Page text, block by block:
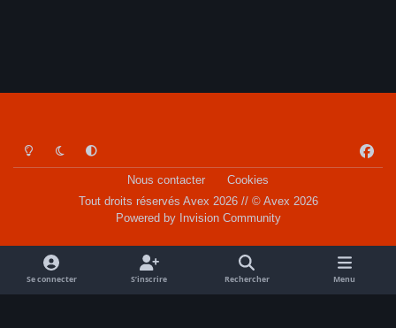
Light ModeDark ModeSystem Preference
a
o
k
Nous contacter
Cookies
Tout droits réservés Avex 2026 // © Avex 2026
Powered by Invision Community
Se connecter S’inscrire Rechercher Menu